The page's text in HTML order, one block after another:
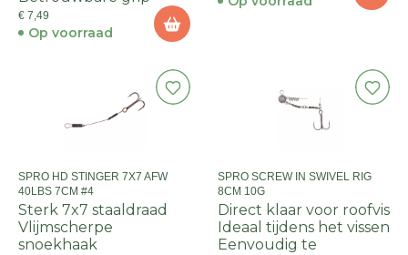
€ 7,49
Op voorraad
SPRO HD STINGER 7X7 AFW
40LBS 7CM #4
Sterk 7x7 staaldraad
Vlijmscherpe
snoekhaak
SPRO SCREW IN SWIVEL RIG
8CM 10G
Direct klaar voor roofvis
Ideaal tijdens het vissen
Eenvoudig te